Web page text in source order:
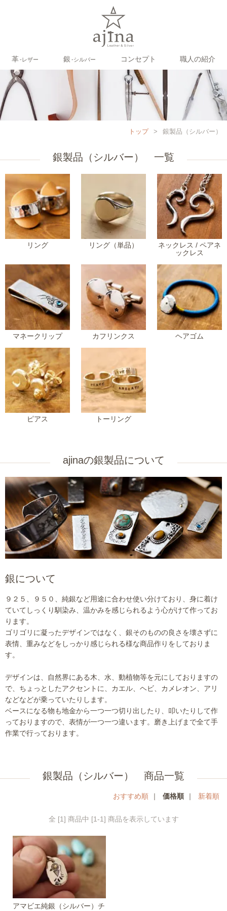
革‐レザー 銀 ‐シルバー コンセプト 職人の紹介
トップ > 銀製品（シルバー）
銀製品（シルバー） 一覧
リング リング（単品）
ネックレス / ペアネ
ックレス
マネークリップ カフリンクス ヘアゴム
ピアス トーリング
ajinaの銀製品について
銀について
９２５、９５０、純銀など用途に合わせ使い分けており、身に着け
ていてしっくり馴染み、温かみを感じられるよう心がけて作ってお
ります。
ゴリゴリに凝ったデザインではなく、銀そのものの良さを壊さずに
表情、重みなどをしっかり感じられる様な商品作りをしておりま
す。
デザインは、自然界にある木、水、動植物等を元にしておりますの
で、ちょっとしたアクセントに、カエル、ヘビ、カメレオン、アリ
などなどが乗っていたりします。
ベースになる物も地金から一つ一つ切り出したり、叩いたりして作
っておりますので、表情が一つ一つ違います。磨き上げまで全て手
作業で行っております。
銀製品（シルバー） 商品一覧
おすすめ順 ｜ 価格順 ｜ 新着順
全 [1] 商品中 [1-1] 商品を表示しています
アマビエ純銀（シルバー）チ